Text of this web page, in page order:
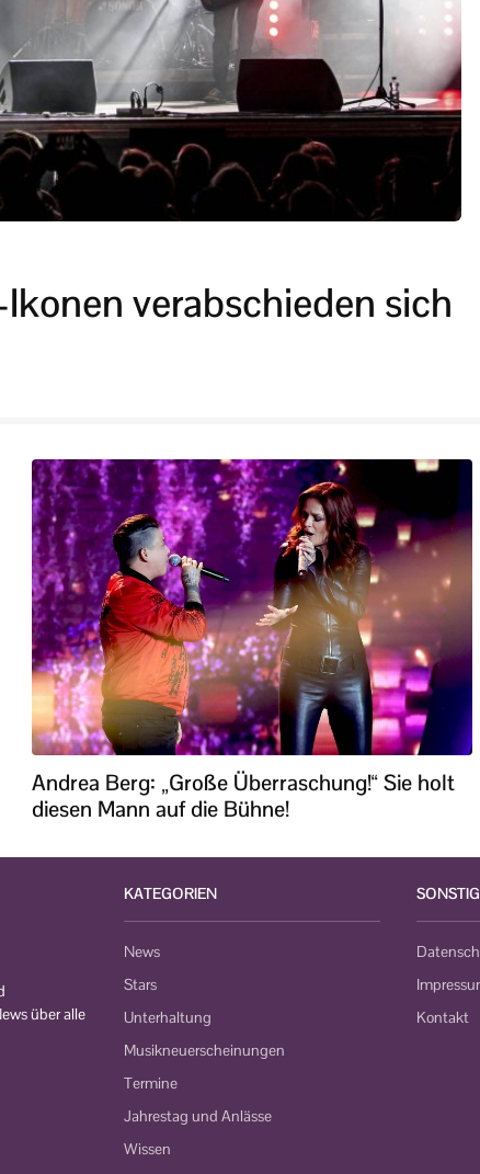
verabschieden sich
Andrea Berg: „Große Überraschung!“ Sie holt
diesen Mann auf die Bühne!
über alle
KATEGORIEN
News
Stars
Unterhaltung
Musikneuerscheinungen
Termine
Jahrestag und Anlässe
Wissen
Kontakt